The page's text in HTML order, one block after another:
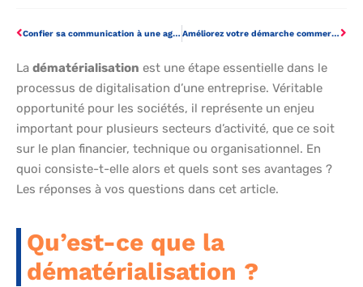
Confier sa communication à une agence web Améliorez votre démarche commerciale pour mieux vendre
La dématérialisation est une étape essentielle dans le
processus de digitalisation d’une entreprise. Véritable
opportunité pour les sociétés, il représente un enjeu
important pour plusieurs secteurs d’activité, que ce soit
sur le plan financier, technique ou organisationnel. En
quoi consiste-t-elle alors et quels sont ses avantages ?
Les réponses à vos questions dans cet article.
Qu’est-ce que la
dématérialisation ?